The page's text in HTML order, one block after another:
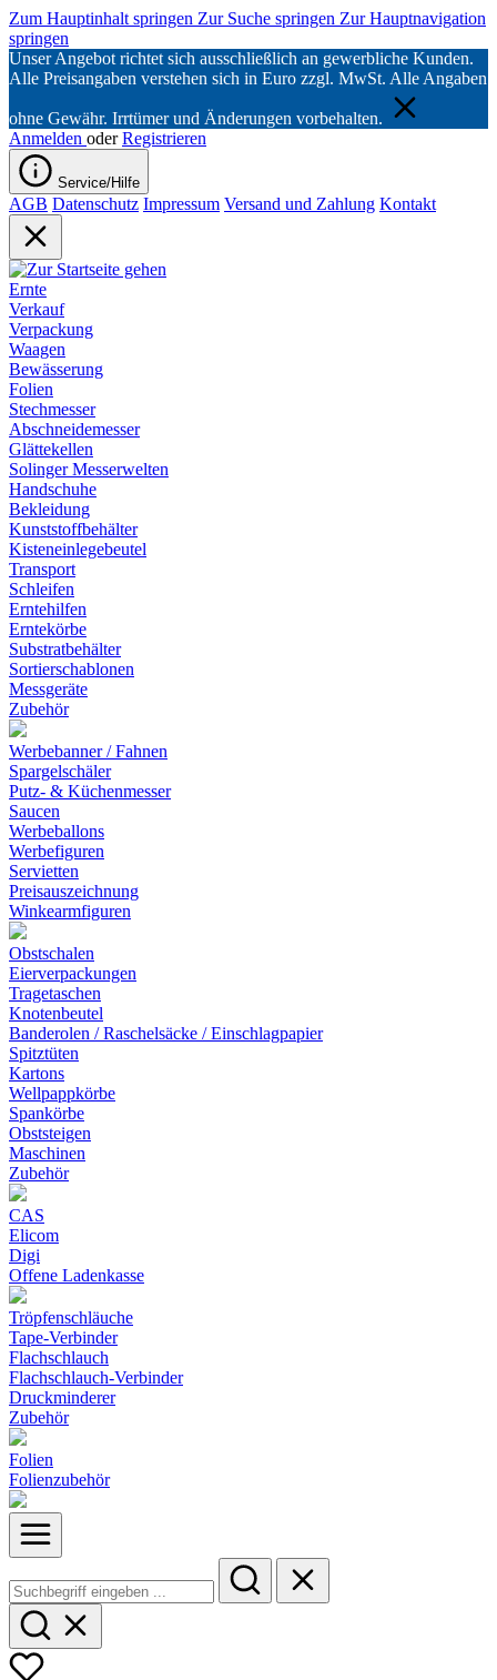
Zum Hauptinhalt springen Zur Suche springen Zur Hauptnavigation
springen
Unser Angebot richtet sich ausschließlich an gewerbliche Kunden.
Alle Preisangaben verstehen sich in Euro zzgl. MwSt. Alle Angaben
ohne Gewähr. Irrtümer und Änderungen vorbehalten.
Anmelden oder Registrieren
Service/Hilfe
AGB Datenschutz Impressum Versand und Zahlung Kontakt
Ernte
Verkauf
Verpackung
Waagen
Bewässerung
Folien
Stechmesser
Abschneidemesser
Glättekellen
Solinger Messerwelten
Handschuhe
Bekleidung
Kunststoffbehälter
Kisteneinlegebeutel
Transport
Schleifen
Erntehilfen
Erntekörbe
Substratbehälter
Sortierschablonen
Messgeräte
Zubehör
Werbebanner / Fahnen
Spargelschäler
Putz- & Küchenmesser
Saucen
Werbeballons
Werbefiguren
Servietten
Preisauszeichnung
Winkearmfiguren
Obstschalen
Eierverpackungen
Tragetaschen
Knotenbeutel
Banderolen / Raschelsäcke / Einschlagpapier
Spitztüten
Kartons
Wellpappkörbe
Spankörbe
Obststeigen
Maschinen
Zubehör
CAS
Elicom
Digi
Offene Ladenkasse
Tröpfenschläuche
Tape-Verbinder
Flachschlauch
Flachschlauch-Verbinder
Druckminderer
Zubehör
Folien
Folienzubehör